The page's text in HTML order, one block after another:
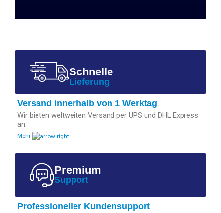
Schnelle
Lieferung
Versand innerhalb von 1 Werktag
Wir bieten weltweiten Versand per UPS und DHL Express
an.
Mehr
Premium
Support
Professioneller Kundensupport